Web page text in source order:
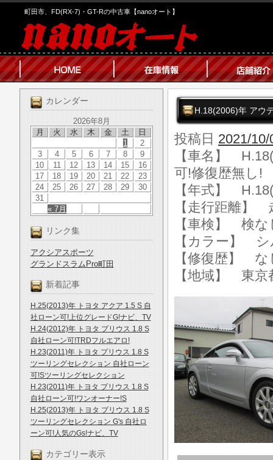
町田市、FD(RX-7)・GT-Rの中古車【nanoオート】
カレンダー
2026年8月
月
火 水 木 金 土 日
« 7月
1
2
3
4 5 6 7 8
9
10
11 12 13 14 15
16
17
18 19 20 21 22
23
24
25 26 27 28 29
30
31
リンク集
アクシアスポーツ
グランドスラムPro町田
新着記事
H.25(2013)年 トヨタ アクア 1.5 S 自
社ローン可!上位グレードG!ナビ、TV
H.24(2012)年 トヨタ プリウス 1.8 S
自社ローン可!TRDフルエアロ!
H.23(2011)年 トヨタ プリウス 1.8 S
ツーリングセレクション 自社ローン
可!Sツーリングセレクション
H.23(2011)年 トヨタ プリウス 1.8 S
自社ローン可!ワンオーナー!S
H.25(2013)年 トヨタ プリウス 1.8 S
ツーリングセレクション G's 自社ロ
ーン可!人気のGs!ナビ、TV
カテゴリー表示
H.18(2006)年 アウ
投稿日 2021/10/
【車名】
可!修復歴無し!
【年式】
【走行距離】
【車検】 検な
【カラー】
【修復歴】 な
【地域】 東京